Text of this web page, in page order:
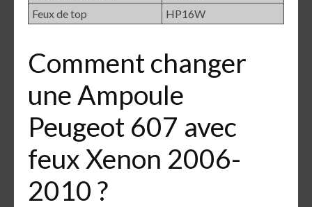
Feux de top
HP16W
Comment changer
une Ampoule
Peugeot 607 avec
feux Xenon 2006-
2010 ?